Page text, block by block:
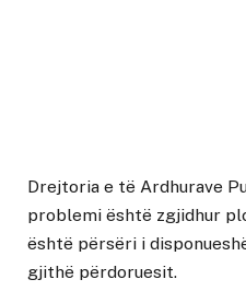
Drejtoria e të Ardhurave
problemi është zgjidhur
është përsëri i
gjithë përdoruesit.